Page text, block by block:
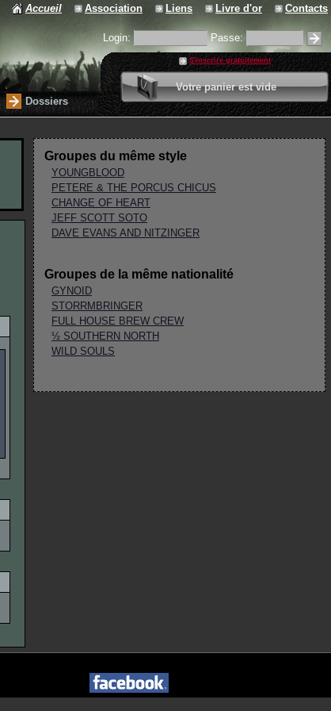
Accueil Association Liens Livre d'or Contacts
Login: Passe:
S'inscrire gratuitement
Votre panier est vide
0 article
Valider votre panier
Dossiers
Groupes du même style
YOUNGBLOOD
PETERE & THE PORCUS CHICUS
CHANGE OF HEART
JEFF SCOTT SOTO
DAVE EVANS AND NITZINGER
Groupes de la même nationalité
GYNOID
STORRMBRINGER
FULL HOUSE BREW CREW
½ SOUTHERN NORTH
WILD SOULS